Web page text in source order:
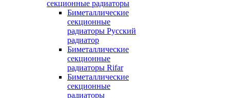
секционные радиаторы
Биметаллические
секционные
радиаторы Русский
радиатор
Биметаллические
секционные
радиаторы Rifar
Биметаллические
секционные
радиаторы